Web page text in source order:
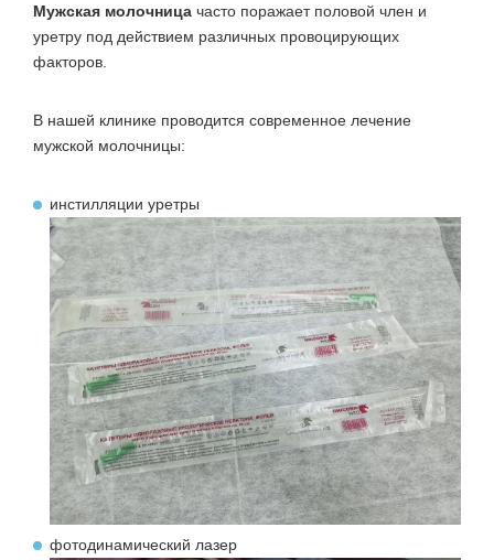
Мужская молочница часто поражает половой член и
уретру под действием различных провоцирующих
факторов.
В нашей клинике проводится современное лечение
мужской молочницы:
инстилляции уретры
фотодинамический лазер